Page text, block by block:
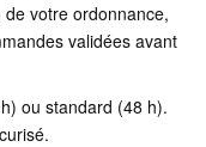
votre ordonnance,
validées avant
ou standard (48 h).